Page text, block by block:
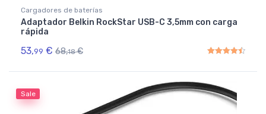
Cargadores de baterías
Adaptador Belkin RockStar USB-C 3,5mm con carga
rápida
53,99 € 68,18 €
Sale